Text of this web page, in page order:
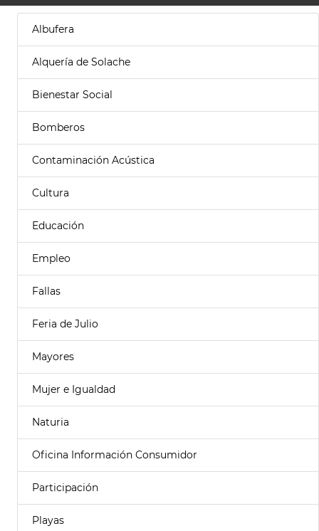
Albufera
Alquería de Solache
Bienestar Social
Bomberos
Contaminación Acústica
Cultura
Educación
Empleo
Fallas
Feria de Julio
Mayores
Mujer e Igualdad
Naturia
Oficina Información Consumidor
Participación
Playas